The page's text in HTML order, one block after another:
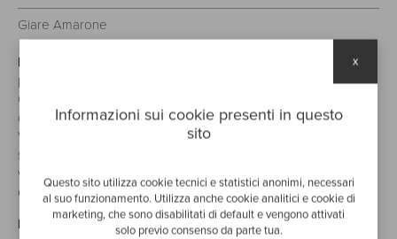
Giare Amarone
DESCRIZIONE:
grappa dal profumo fine e deciso e dal gusto
piacevolmente avvolgente, armonica e persistente al palato.
Ottenuta dalla distillazione a Bagnomaria in alambicco
discontinuo delle pregiate vinacce tipiche dell’Amarone della
Valpolicella (Corvina, Rondinella, Molinara). Il Mastro Distillatore
segue nel tempo e con attenzione l'evolversi del blend,
verificando sentori e aromi fino al conseguimento di un
equilibrio unico.
NOTE DEGUSTAZIONE:colore ambrato, aroma fine, intenso
Informazioni sui cookie presenti in questo
sito
Questo sito utilizza cookie tecnici e statistici anonimi, necessari
al suo funzionamento. Utilizza anche cookie analitici e cookie di
marketing, che sono disabilitati di default e vengono attivati
solo previo consenso da parte tua.
x